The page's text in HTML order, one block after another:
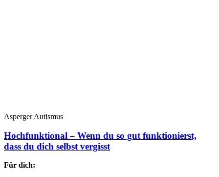
Asperger Autismus
Hochfunktional – Wenn du so gut funktionierst,
dass du dich selbst vergisst
Für dich: